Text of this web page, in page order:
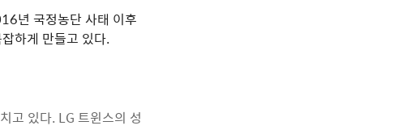
년 국정농단 사태 이후
하게 만들고 있다.
고 있다. LG 트윈스의 성